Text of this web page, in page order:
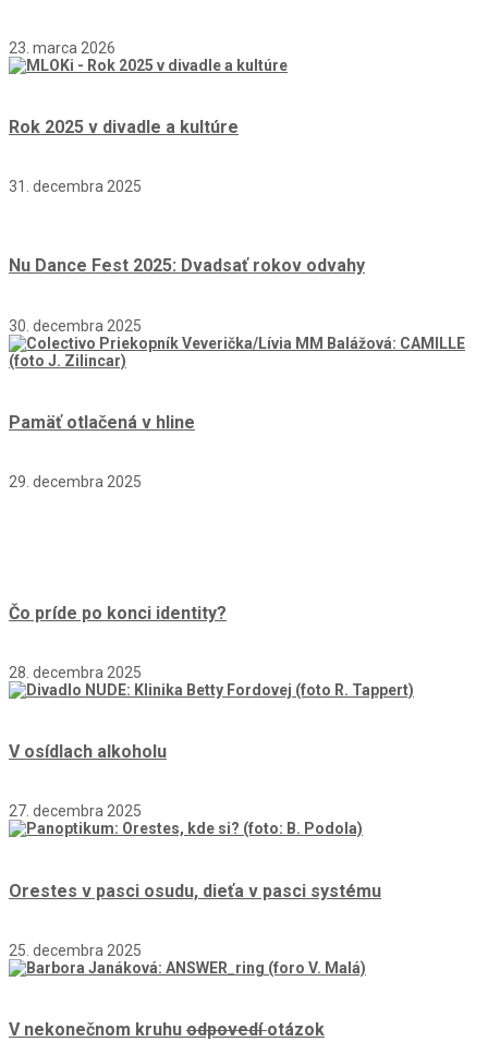
23. marca 2026
Rok 2025 v divadle a kultúre
31. decembra 2025
Nu Dance Fest 2025: Dvadsať rokov odvahy
30. decembra 2025
Pamäť otlačená v hline
29. decembra 2025
Čo príde po konci identity?
28. decembra 2025
V osídlach alkoholu
27. decembra 2025
Orestes v pasci osudu, dieťa v pasci systému
25. decembra 2025
V nekonečnom kruhu odpovedíotázok